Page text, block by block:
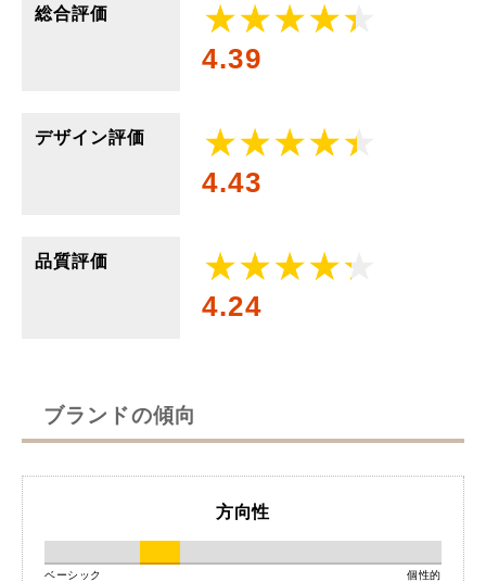
総合評価
4.39
デザイン評価
4.43
品質評価
4.24
ブランドの傾向
方向性
ベーシック 個性的